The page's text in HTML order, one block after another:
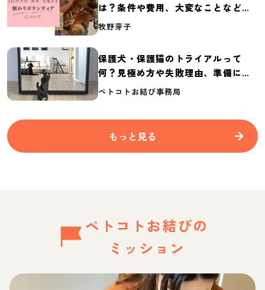
は？条件や費用、大変なことなど紹
介
牧野芽子
保護犬・保護猫のトライアルって
何？見極め方や失敗理由、準備に必
要なものを紹介
ペトコトお結び事務局
もっと見る
ペトコトお結びの
ミッション